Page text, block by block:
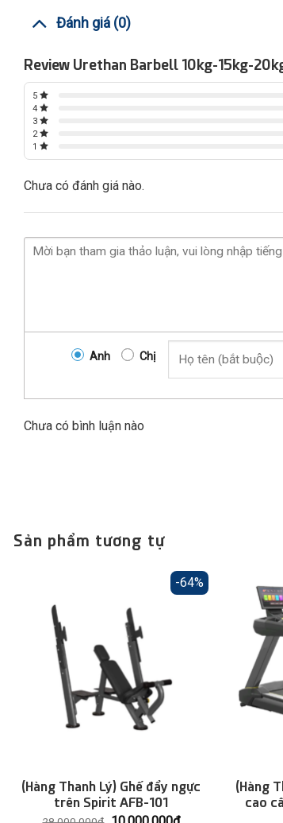
Đánh giá (0)
Review Urethan Barbell 10kg-15kg-
5
4
3
2
1
Chưa có đánh giá nào.
Anh Chị
Chưa có bình luận nào
Sản phẩm tương tự
-64%
(Hàng Thanh Lý) Ghế đẩy ngực
trên Spirit AFB-101
(Hàng
cao